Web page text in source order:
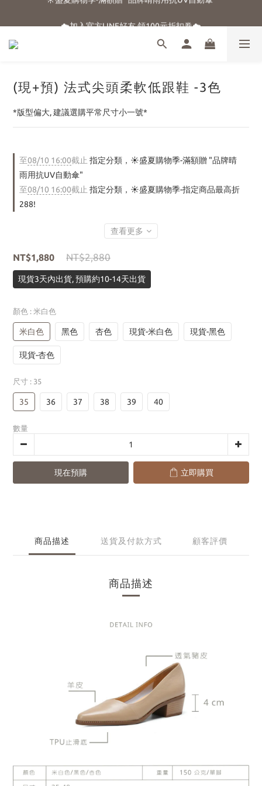
☁️加入官方LINE好友 領100元折扣卷☁️
⭐新朋友首購享優惠⭐
(現+預) 法式尖頭柔軟低跟鞋 -3色
*版型偏大, 建議選購平常尺寸小一號*
至08/10 16:00截止 指定分類，☀️盛夏購物季-滿額贈 "品牌晴
雨用抗UV自動傘"
至08/10 16:00截止 指定分類，☀️盛夏購物季-指定商品最高折
288!
查看更多
NT$1,880 NT$2,880
現貨3天內出貨, 預購約10-14天出貨
顏色 : 米白色
米白色 黑色 杏色 現貨-米白色 現貨-黑色
現貨-杏色
尺寸 : 35
35 36 37 38 39 40
數量
現在預購 立即購買
商品描述 送貨及付款方式 顧客評價
商品描述